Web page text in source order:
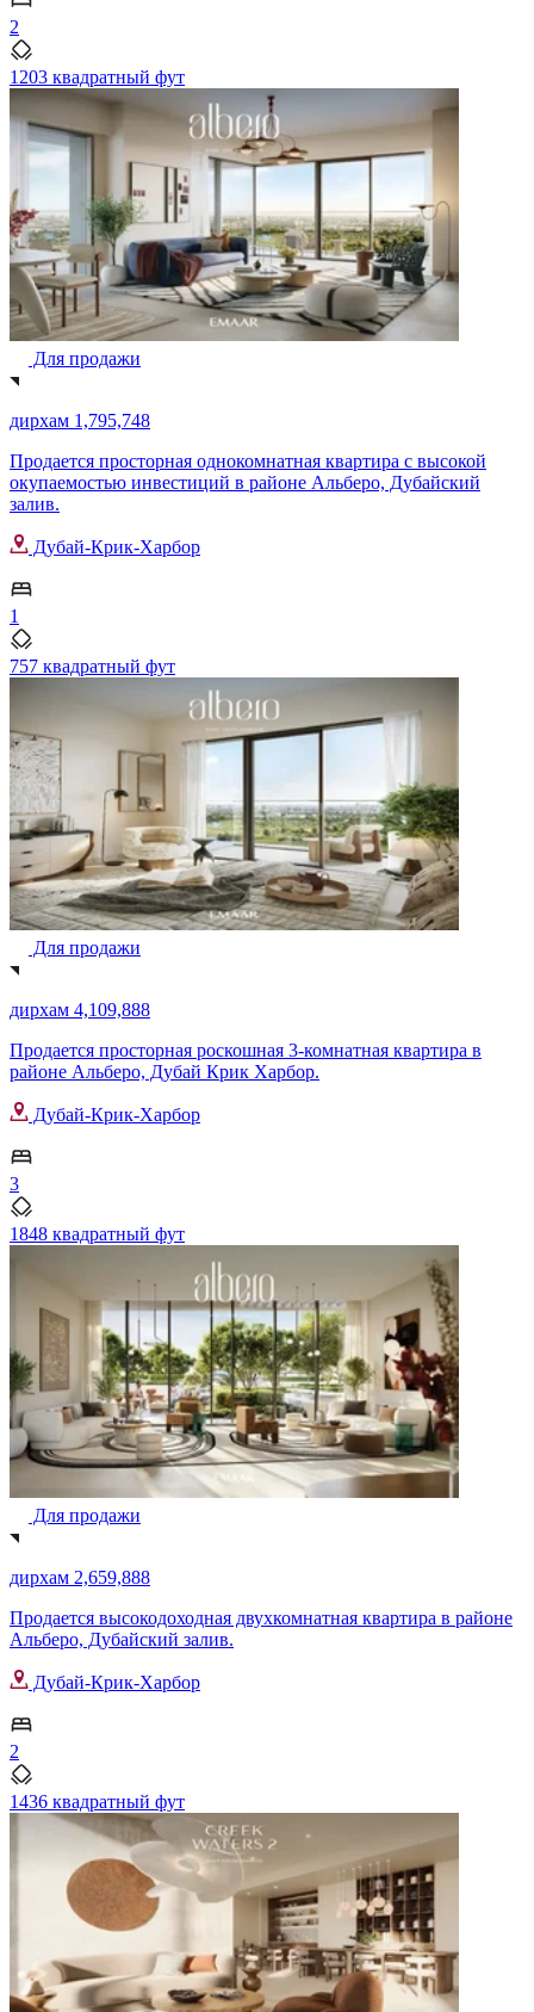
2
1203 квадратный фут
Для продажи
дирхам 1,795,748
Продается просторная однокомнатная квартира с высокой
окупаемостью инвестиций в районе Альберо, Дубайский
залив.
Дубай-Крик-Харбор
1
757 квадратный фут
Для продажи
дирхам 4,109,888
Продается просторная роскошная 3-комнатная квартира в
районе Альберо, Дубай Крик Харбор.
Дубай-Крик-Харбор
3
1848 квадратный фут
Для продажи
дирхам 2,659,888
Продается высокодоходная двухкомнатная квартира в районе
Альберо, Дубайский залив.
Дубай-Крик-Харбор
2
1436 квадратный фут